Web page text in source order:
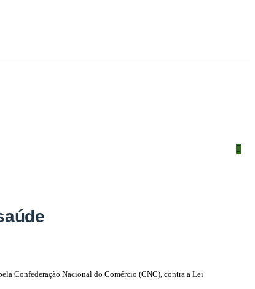
Confederação Nacional do Comércio (CNC), contra a Lei